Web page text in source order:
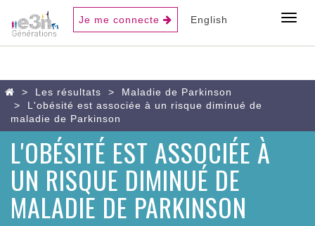
Aller
contenu
USER
ACCOUNT
MENU
Je me connecte English
HomeLes résultats
Maladie de Parkinson
L'obésité est associée à un risque diminué de
maladie de Parkinson
L'OBÉSITÉ EST ASSOCIÉE À
UN RISQUE DIMINUÉ DE
MALADIE DE PARKINSON